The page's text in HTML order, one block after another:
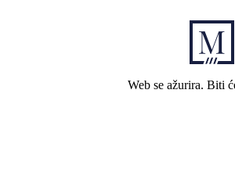
Web se ažurira. Biti